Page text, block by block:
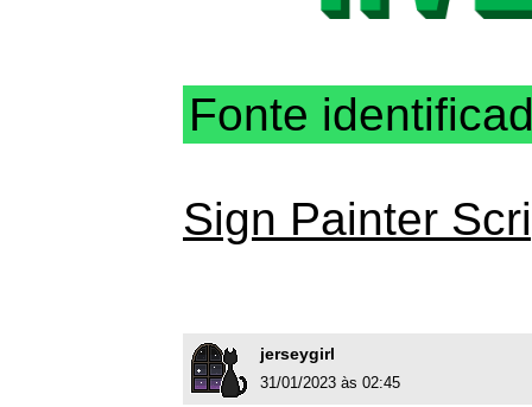
Fonte
Sign Painter
jerseygirl
31/01/2023 às 02:45